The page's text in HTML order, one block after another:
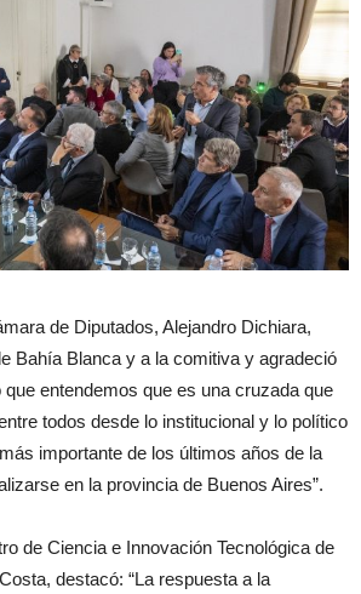
de Diputados, Alejandro Dichiara,
Bahía Blanca y a la comitiva y agradeció
que entendemos que es una cruzada que
todos desde lo institucional y lo político
importante de los últimos años de la
en la provincia de Buenos Aires”.
de Ciencia e Innovación Tecnológica de
destacó: “La respuesta a la